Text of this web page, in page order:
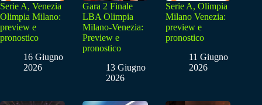
Serie A, Venezia
Olimpia Milano:
preview e
pronostico
16 Giugno
2026
Gara 2 Finale
LBA Olimpia
Milano-Venezia:
Preview e
pronostico
13 Giugno
2026
Serie A, Olimpia
Milano Venezia:
preview e
pronostico
11 Giugno
2026